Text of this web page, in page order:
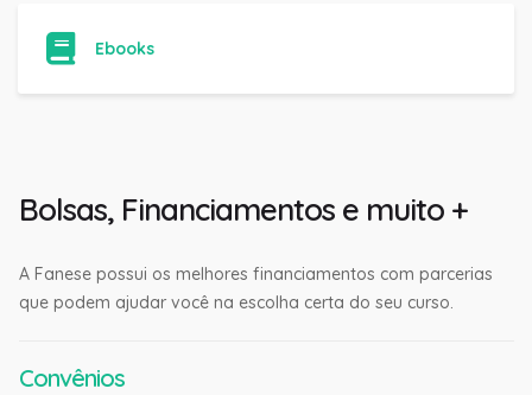
Ebooks
Bolsas, Financiamentos e muito +
A Fanese possui os melhores financiamentos com parcerias
que podem ajudar você na escolha certa do seu curso.
Convênios